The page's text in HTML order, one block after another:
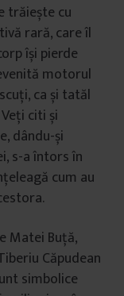
trăiește cu
rară, care îl
își pierde
motorul
ca și tatăl
citi și
dându-și
s-a întors în
cum au
Matei Buță,
Căpudean
simbolice